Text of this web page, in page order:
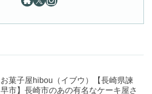
お菓子屋hibou（イブウ）【長崎県諫
早市】長崎市のあの有名なケーキ屋さ